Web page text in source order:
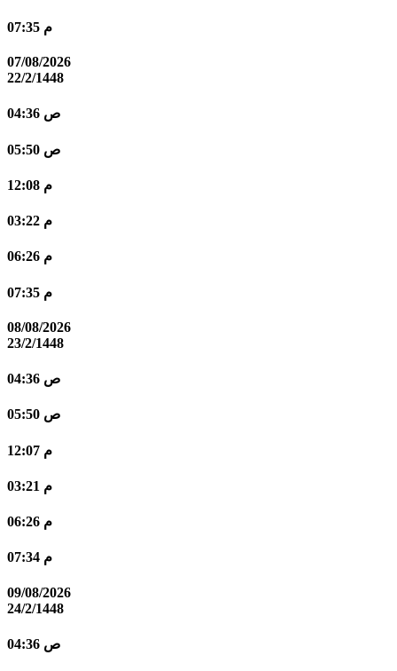
07:35 م
07/08/2026
22/2/1448
04:36 ص
05:50 ص
12:08 م
03:22 م
06:26 م
07:35 م
08/08/2026
23/2/1448
04:36 ص
05:50 ص
12:07 م
03:21 م
06:26 م
07:34 م
09/08/2026
24/2/1448
04:36 ص